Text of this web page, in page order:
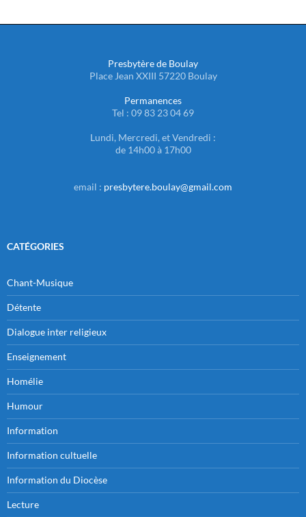
Presbytère de Boulay
Place Jean XXIII 57220 Boulay
Permanences
Tel : 09 83 23 04 69
Lundi, Mercredi, et Vendredi :
de 14h00 à 17h00
email : presbytere.boulay@gmail.com
CATÉGORIES
Chant-Musique
Détente
Dialogue inter religieux
Enseignement
Homélie
Humour
Information
Information cultuelle
Information du Diocèse
Lecture